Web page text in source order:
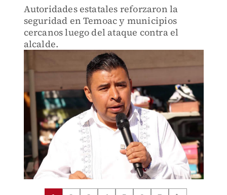
Autoridades estatales reforzaron la
seguridad en Temoac y municipios
cercanos luego del ataque contra el
alcalde.